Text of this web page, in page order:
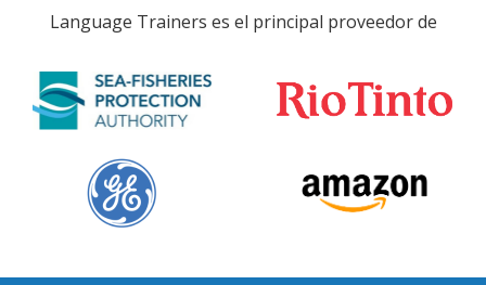
Language Trainers es el principal proveedor de